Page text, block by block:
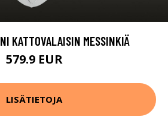
KATTOVALAISIN MESSINKIÄ
579.9 EUR
LISÄTIETOJA